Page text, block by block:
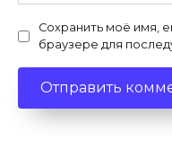
Сохранить моё имя,
браузере для